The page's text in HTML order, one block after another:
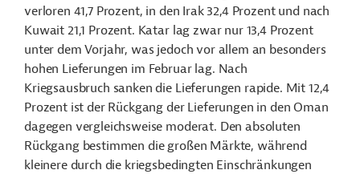
verloren 41,7 Prozent, in den Irak 32,4 Prozent und nach
Kuwait 21,1 Prozent. Katar lag zwar nur 13,4 Prozent
unter dem Vorjahr, was jedoch vor allem an besonders
hohen Lieferungen im Februar lag. Nach
Kriegsausbruch sanken die Lieferungen rapide. Mit 12,4
Prozent ist der Rückgang der Lieferungen in den Oman
dagegen vergleichsweise moderat. Den absoluten
Rückgang bestimmen die großen Märkte, während
kleinere durch die kriegsbedingten Einschränkungen